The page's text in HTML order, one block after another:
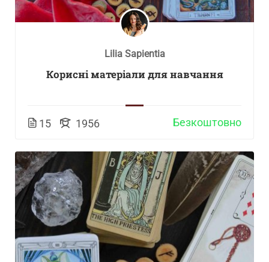
Lilia Sapientia
Корисні матеріали для навчання
15 1956 Безкоштовно